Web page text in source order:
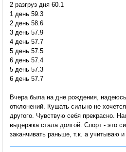
2 разгруз дня 60.1
1 день 59.3
2 день 58.6
3 день 57.9
4 день 57.7
5 день 57.5
6 день 57.4
5 день 57.3
6 день 57.7
Вчера была на дне рождения,
отклонений. Кушать сильно не
другого. Чувствую себя прекрасно.
выдержка стала долгой. Спорт - это
заканчивать раньше, т.к. а учитываю и